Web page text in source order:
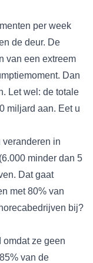
per week
de deur. De
van een extreem
Dan
Let wel: de totale
miljard aan. Eet u
in
minder dan 5
Dat gaat
met 80% van
bij?
omdat ze geen
van de